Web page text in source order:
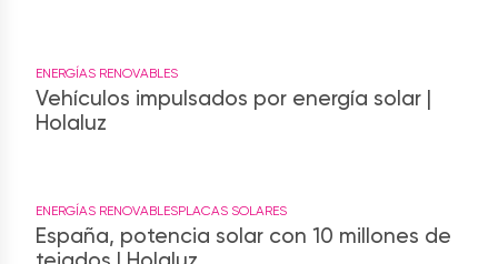
ENERGÍAS RENOVABLES
Vehículos impulsados por energía solar |
Holaluz
ENERGÍAS RENOVABLESPLACAS SOLARES
España, potencia solar con 10 millones de